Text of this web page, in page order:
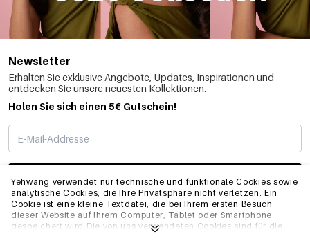
Yehwang verwendet nur technische und funktionale Cookies sowie
analytische Cookies, die Ihre Privatsphäre nicht verletzen. Ein
Cookie ist eine kleine Textdatei, die bei Ihrem ersten Besuch
dieser Website auf Ihrem Computer, Tablet oder Smartphone
gespeichert wird.Die von uns verwendeten Cookies sind für die
Newsletter
Erhalten Sie exklusive Angebote, Updates, Inspirationen und
entdecken Sie unsere neuesten Kollektionen.
Holen Sie sich einen 5€ Gutschein!
ABONNIEREN
INFO